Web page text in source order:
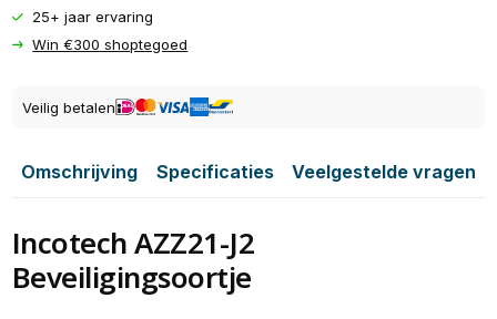
25+ jaar ervaring
Win €300 shoptegoed
Veilig betalen
Omschrijving Specificaties Veelgestelde vragen
Incotech AZZ21-J2
Beveiligingsoortje